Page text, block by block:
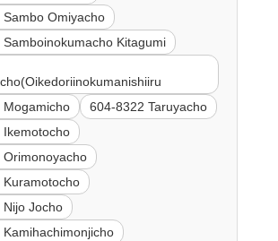
Omiyacho
Kitagumi
604-8322 Taruyacho
Jocho